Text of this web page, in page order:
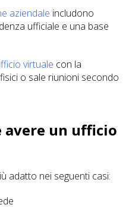
aziendale includono
ufficiale e una base
virtuale con la
o sale riunioni secondo
avere un ufficio
adatto nei seguenti casi: